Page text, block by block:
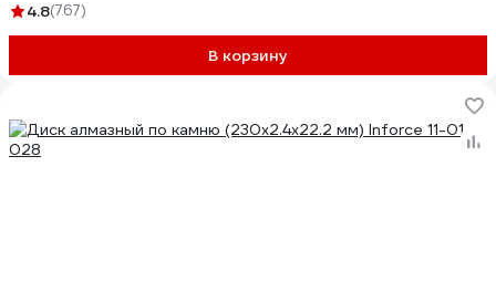
4.8(767)
В корзину